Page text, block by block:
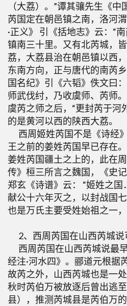
（大荔）。”谭其骧先生《
芮国定在朝邑镇之南，洛河
·正义》 引《括地志》云：“
镇南三十里。又有北芮城，
荔，大荔县治在朝邑镇以西
东南方向，正与唐代的南芮
国名纪》引《六韬》佚文曰
师武伐纣，乃收虞师、芮师
虞芮之师之后，“更封芮于河
的是黄河以西的陕西大荔。
西周姬姓芮国不是《诗经
王之前的姜姓芮国早已存在
姜姓芮国疆土之上的，此在
传》桓三所言之魏国，《史
郑玄《诗谱》云： “姬姓之国
献公十六年灭之，以封战国
也是万氏主要受姓始祖之一，
2、西周芮国在山西芮城
西周芮国在山西芮城说最
经注·河水四》。郦道元根据
故芮之外，山西芮城也是一
秋时芮伯万被放逐后曾出逃
县），推测芮城县是芮伯万